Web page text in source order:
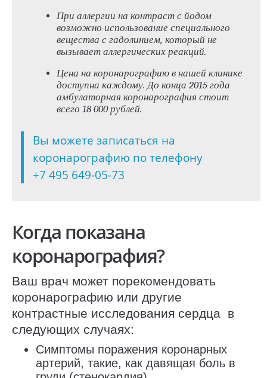
При аллергии на контраст с йодом
возможно использование специального
вещества с гадолинием, который не
вызывает аллергических реакций.
Цена на коронарографию в нашей клинике
доступна каждому. До конца 2015 года
амбулаторная коронарография стоит
всего 18 000 рублей.
Вы можете записаться на
коронарографию по телефону
+7 495 649-05-73
Когда показана
коронарография?
Ваш врач может порекомендовать
коронарографию или другие
контрастные исследования сердца в
следующих случаях:
Симптомы поражения коронарных
артерий, такие, как давящая боль в